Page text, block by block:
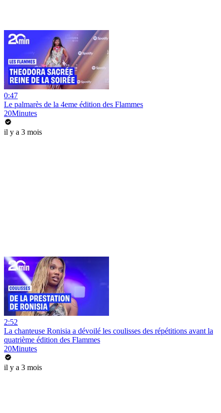
0:47
Le palmarès de la 4eme édition des Flammes
20Minutes
il y a 3 mois
2:52
La chanteuse Ronisia a dévoilé les coulisses des répétitions avant la
quatrième édition des Flammes
20Minutes
il y a 3 mois